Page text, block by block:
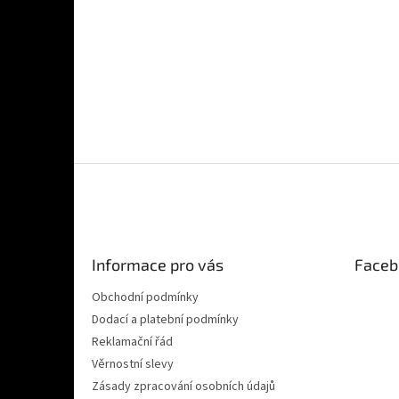
Informace pro vás
Obchodní podmínky
Dodací a platební podmínky
Reklamační řád
Věrnostní slevy
Zásady zpracování osobních údajů